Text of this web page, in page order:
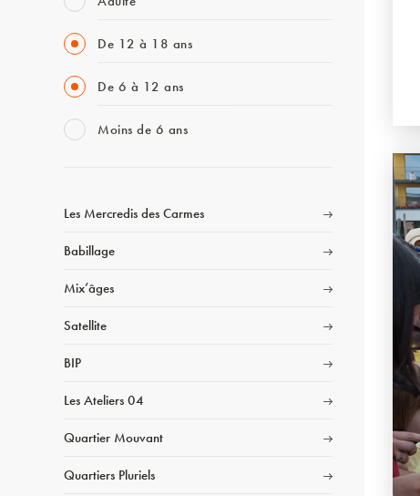
De 12 à 18 ans
De 6 à 12 ans
Moins de 6 ans
Les Mercredis des Carmes
Babillage
Mix’âges
Satellite
BIP
Les Ateliers 04
Quartier Mouvant
Quartiers Pluriels